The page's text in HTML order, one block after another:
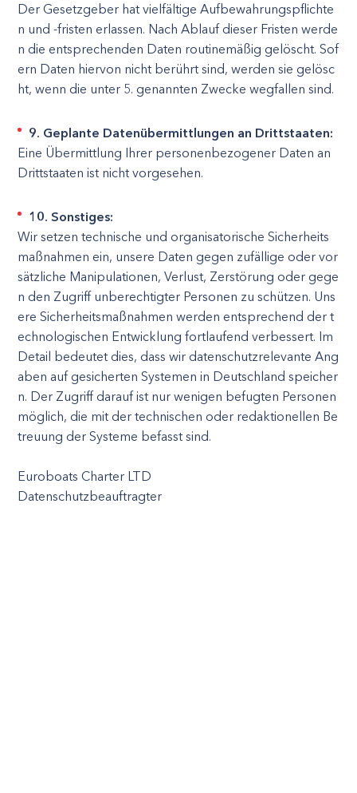
Der Gesetzgeber hat vielfältige Aufbewahrungspflichte
n und -fristen erlassen. Nach Ablauf dieser Fristen werde
n die entsprechenden Daten routinemäßig gelöscht. Sof
ern Daten hiervon nicht berührt sind, werden sie gelösc
ht, wenn die unter 5. genannten Zwecke wegfallen sind.
9. Geplante Datenübermittlungen an Drittstaaten:
Eine Übermittlung Ihrer personenbezogener Daten an
Drittstaaten ist nicht vorgesehen.
10. Sonstiges:
Wir setzen technische und organisatorische Sicherheits
maßnahmen ein, unsere Daten gegen zufällige oder vor
sätzliche Manipulationen, Verlust, Zerstörung oder gege
n den Zugriff unberechtigter Personen zu schützen. Uns
ere Sicherheitsmaßnahmen werden entsprechend der t
echnologischen Entwicklung fortlaufend verbessert. Im
Detail bedeutet dies, dass wir datenschutzrelevante Ang
aben auf gesicherten Systemen in Deutschland speicher
n. Der Zugriff darauf ist nur wenigen befugten Personen
möglich, die mit der technischen oder redaktionellen Be
treuung der Systeme befasst sind.
Euroboats Charter LTD
Datenschutzbeauftragter